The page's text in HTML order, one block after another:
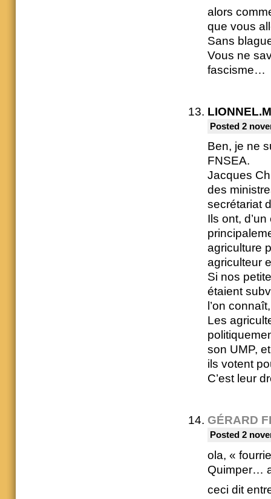
alors
que vous
Sans
Vous ne
fascisme…
Posted 2
Ben, je ne
FNSEA.
Jacques
des
secrétariat
Ils ont,
agriculture
agriculteur
Si nos
étaient
l’on
Les
son UMP,
ils votent
C’est leur
GÉRARD
Posted 2
ola, «
Quimper…
ceci dit